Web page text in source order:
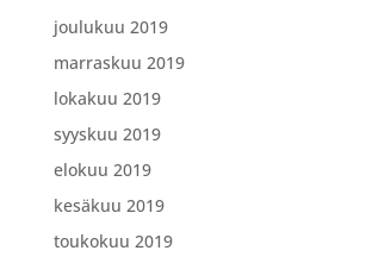
joulukuu 2019
marraskuu 2019
lokakuu 2019
syyskuu 2019
elokuu 2019
kesäkuu 2019
toukokuu 2019